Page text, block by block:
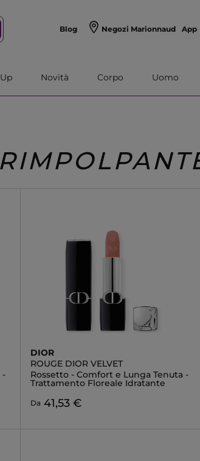
Blog Negozi Marionnaud App
Novità Corpo Uomo
-
DIOR
ROUGE DIOR VELVET
Rossetto - Comfort e Lunga Tenuta -
Trattamento Floreale Idratante
Da 41,53 €